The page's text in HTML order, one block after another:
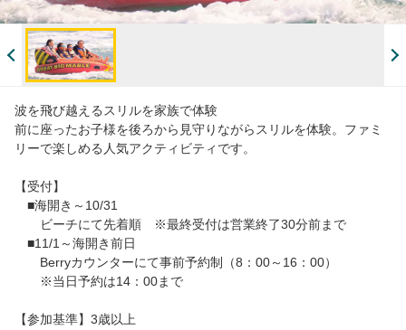
波を飛び越えるスリルを家族で体験
前に座ったお子様を後ろから見守りながらスリルを体験。ファミ
リーで楽しめる人気アクティビティです。
【受付】
■海開き～10/31
ビーチにて先着順 ※最終受付は営業終了30分前まで
■11/1～海開き前日
Berryカウンターにて事前予約制（8：00～16：00）
※当日予約は14：00まで
【参加基準】3歳以上